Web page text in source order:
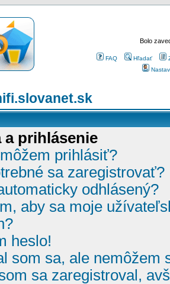
Bolo
FAQ Hľadať
a prihlásenie
prihlásiť?
sa zaregistrovať?
odhlásený?
aby sa moje
heslo!
som sa, ale nemôžem
sa zaregistroval,